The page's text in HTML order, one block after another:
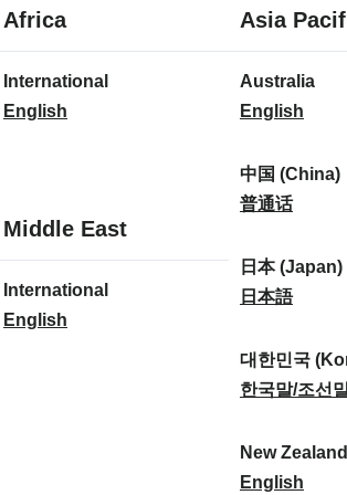
Africa1
Sprache
1
Sprache
International
I
r
n
a
t
English
Middle East1
Sprache
1
Sprache
International
IEnglish
Asia
8
Sprachen
Australia
A
s
t
a
a
:
English
中国 (China)
中
(
C
i
n
)
:
普通话
日本 (Japan)
日
(
J
p
a
日本語
대한민국
대
민
국
한국말/조선
New Zealand
N
English